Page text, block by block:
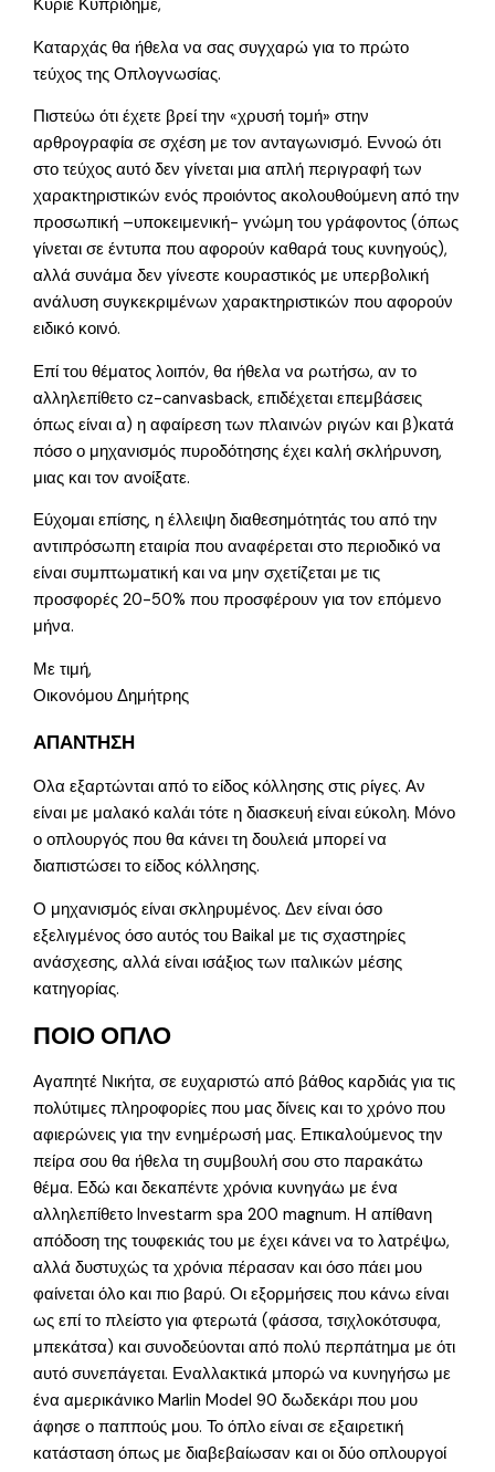
Κύριε Κυπρίδημε,
Καταρχάς θα ήθελα να σας συγχαρώ για το πρώτο
τεύχος της Οπλογνωσίας.
Πιστεύω ότι έχετε βρεί την «χρυσή τομή» στην
αρθρογραφία σε σχέση με τον ανταγωνισμό. Εννοώ ότι
στο τεύχος αυτό δεν γίνεται μια απλή περιγραφή των
χαρακτηριστικών ενός προιόντος ακολουθούμενη από την
προσωπική –υποκειμενική- γνώμη του γράφοντος (όπως
γίνεται σε έντυπα που αφορούν καθαρά τους κυνηγούς),
αλλά συνάμα δεν γίνεστε κουραστικός με υπερβολική
ανάλυση συγκεκριμένων χαρακτηριστικών που αφορούν
ειδικό κοινό.
Επί του θέματος λοιπόν, θα ήθελα να ρωτήσω, αν το
αλληλεπίθετο cz-canvasback, επιδέχεται επεμβάσεις
όπως είναι α) η αφαίρεση των πλαινών ριγών και β)κατά
πόσο ο μηχανισμός πυροδότησης έχει καλή σκλήρυνση,
μιας και τον ανοίξατε.
Εύχομαι επίσης, η έλλειψη διαθεσημότητάς του από την
αντιπρόσωπη εταιρία που αναφέρεται στο περιοδικό να
είναι συμπτωματική και να μην σχετίζεται με τις
προσφορές 20-50% που προσφέρουν για τον επόμενο
μήνα.
Με τιμή,
Οικονόμου Δημήτρης
ΑΠΑΝΤΗΣΗ
Ολα εξαρτώνται από το είδος κόλλησης στις ρίγες. Αν
είναι με μαλακό καλάι τότε η διασκευή είναι εύκολη. Μόνο
ο οπλουργός που θα κάνει τη δουλειά μπορεί να
διαπιστώσει το είδος κόλλησης.
Ο μηχανισμός είναι σκληρυμένος. Δεν είναι όσο
εξελιγμένος όσο αυτός του Baikal με τις σχαστηρίες
ανάσχεσης, αλλά είναι ισάξιος των ιταλικών μέσης
κατηγορίας.
ΠΟΙΟ ΟΠΛΟ
Αγαπητέ Νικήτα, σε ευχαριστώ από βάθος καρδιάς για τις
πολύτιμες πληροφορίες που μας δίνεις και το χρόνο που
αφιερώνεις για την ενημέρωσή μας. Επικαλούμενος την
πείρα σου θα ήθελα τη συμβουλή σου στο παρακάτω
θέμα. Εδώ και δεκαπέντε χρόνια κυνηγάω με ένα
αλληλεπίθετο Investarm spa 200 magnum. Η απίθανη
απόδοση της τουφεκιάς του με έχει κάνει να το λατρέψω,
αλλά δυστυχώς τα χρόνια πέρασαν και όσο πάει μου
φαίνεται όλο και πιο βαρύ. Οι εξορμήσεις που κάνω είναι
ως επί το πλείστο για φτερωτά (φάσσα, τσιχλοκότσυφα,
μπεκάτσα) και συνοδεύονται από πολύ περπάτημα με ότι
αυτό συνεπάγεται. Εναλλακτικά μπορώ να κυνηγήσω με
ένα αμερικάνικο Marlin Model 90 δωδεκάρι που μου
άφησε ο παππούς μου. Το όπλο είναι σε εξαιρετική
κατάσταση όπως με διαβεβαίωσαν και οι δύο οπλουργοί